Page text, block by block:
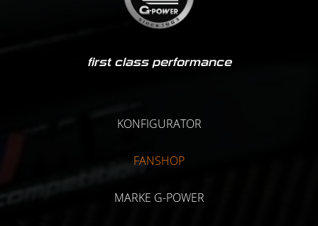
first class performance
KONFIGURATOR
FANSHOP
MARKE G-POWER